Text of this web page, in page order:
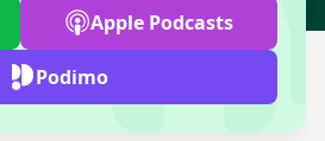
Apple Podcasts
Podimo